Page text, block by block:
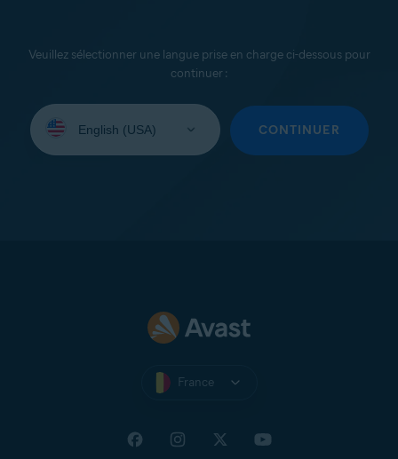
Veuillez sélectionner une langue prise en charge ci-dessous pour
continuer :
une
CONTINUER
France